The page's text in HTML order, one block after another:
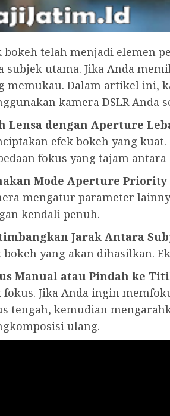
bokeh telah menjadi elemen
subjek utama. Jika Anda
memukau. Dalam artikel ini,
kamera DSLR Anda
Lensa dengan Aperture
efek bokeh yang
fokus yang tajam
Mode Aperture Priority
mengatur parameter
kendali penuh.
Jarak Antara
bokeh yang akan dihasilkan.
Manual atau Pindah ke
Jika Anda ingin
tengah, kemudian
ulang.